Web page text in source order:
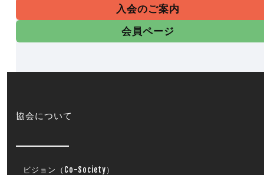
入会のご案内
会員ページ
協会について
ビジョン（Co-Society）